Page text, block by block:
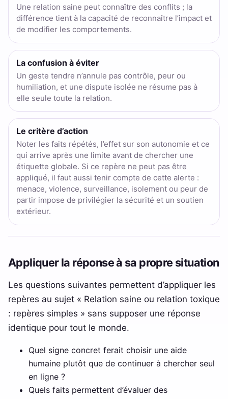
Une relation saine peut connaître des conflits ; la
différence tient à la capacité de reconnaître l’impact et
de modifier les comportements.
La confusion à éviter
Un geste tendre n’annule pas contrôle, peur ou
humiliation, et une dispute isolée ne résume pas à
elle seule toute la relation.
Le critère d’action
Noter les faits répétés, l’effet sur son autonomie et ce
qui arrive après une limite avant de chercher une
étiquette globale. Si ce repère ne peut pas être
appliqué, il faut aussi tenir compte de cette alerte :
menace, violence, surveillance, isolement ou peur de
partir impose de privilégier la sécurité et un soutien
extérieur.
Appliquer la réponse à sa propre situation
Les questions suivantes permettent d’appliquer les
repères au sujet « Relation saine ou relation toxique
: repères simples » sans supposer une réponse
identique pour tout le monde.
Quel signe concret ferait choisir une aide
humaine plutôt que de continuer à chercher seul
en ligne ?
Quels faits permettent d’évaluer des